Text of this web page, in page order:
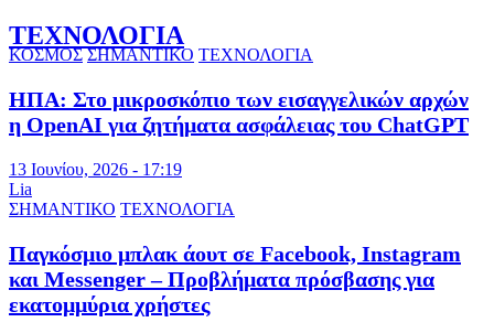
ΤΕΧΝΟΛΟΓΙΑ
ΚΟΣΜΟΣ ΣΗΜΑΝΤΙΚΟ ΤΕΧΝΟΛΟΓΙΑ
ΗΠΑ: Στο μικροσκόπιο των εισαγγελικών αρχών
η OpenAI για ζητήματα ασφάλειας του ChatGPT
13 Ιουνίου, 2026 - 17:19
Lia
ΣΗΜΑΝΤΙΚΟ ΤΕΧΝΟΛΟΓΙΑ
Παγκόσμιο μπλακ άουτ σε Facebook, Instagram
και Messenger – Προβλήματα πρόσβασης για
εκατομμύρια χρήστες